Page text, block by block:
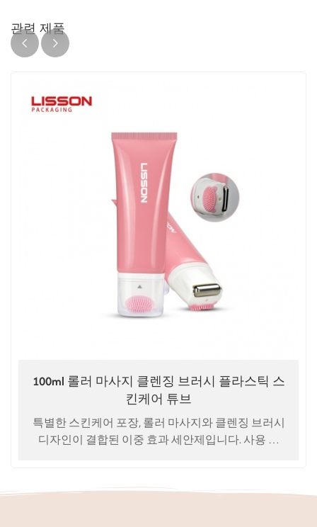
관련 제품
100ml 롤러 마사지 클렌징 브러시 플라스틱 스
킨케어 튜브
특별한 스킨케어 포장, 롤러 마사지와 클렌징 브러시
디자인이 결합된 이중 효과 세안제입니다. 사용 용